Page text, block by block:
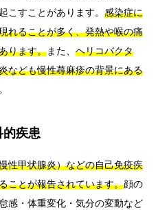
こすことがあります。 感染症に
れることが多く、発熱や喉の痛
ります。また、 ヘリコバクタ
なども慢性蕁麻疹の背景にある
的疾患
性甲状腺炎）などの自己免疫疾
ことが報告されています。顔の
感・体重変化・気分の変動など